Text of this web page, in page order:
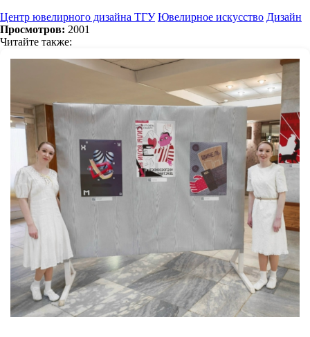
Центр ювелирного дизайна ТГУ Ювелирное искусство Дизайн
Просмотров: 2001
Читайте также: